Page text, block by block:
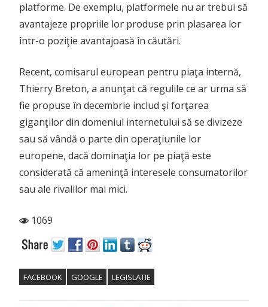
platforme. De exemplu, platformele nu ar trebui să
avantajeze propriile lor produse prin plasarea lor
într-o poziţie avantajoasă în căutări.
Recent, comisarul european pentru piaţa internă,
Thierry Breton, a anunţat că regulile ce ar urma să
fie propuse în decembrie includ şi forţarea
giganţilor din domeniul internetului să se divizeze
sau să vândă o parte din operaţiunile lor
europene, dacă dominaţia lor pe piaţă este
considerată că ameninţă interesele consumatorilor
sau ale rivalilor mai mici.
1069
FACEBOOK GOOGLE LEGISLATIE